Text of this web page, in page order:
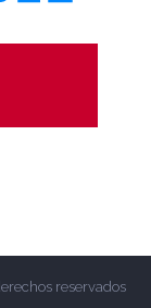
reservados